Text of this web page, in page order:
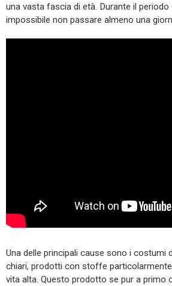
una vasta fascia di età. Durante il
impossibile non passare almeno una
Una delle principali cause sono i costumi
chiari, prodotti con stoffe
vita alta. Questo prodotto se pur a primo